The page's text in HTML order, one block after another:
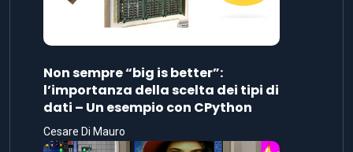
Non sempre “big is better”:
l’importanza della scelta dei tipi di
dati – Un esempio con CPython
Cesare Di Mauro